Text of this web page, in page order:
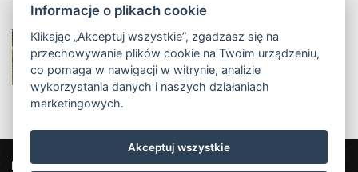
Pakiet pobytowy dla seniorów - z wnukami i
zwierzętami!
2 - 5 nocí HB z kolacją
Penzion Vápenka Horní Albeřice 13, 542 26 Horní Maršov
Informacje o plikach cookie
Klikając „Akceptuj wszystkie”, zgadzasz się na
przechowywanie plików cookie na Twoim urządzeniu,
co pomaga w nawigacji w witrynie, analizie
wykorzystania danych i naszych działaniach
marketingowych.
Akceptuj wszystkie